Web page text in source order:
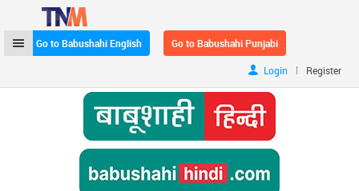
Go to Babushahi English Go to Babushahi Punjabi
Login | Register